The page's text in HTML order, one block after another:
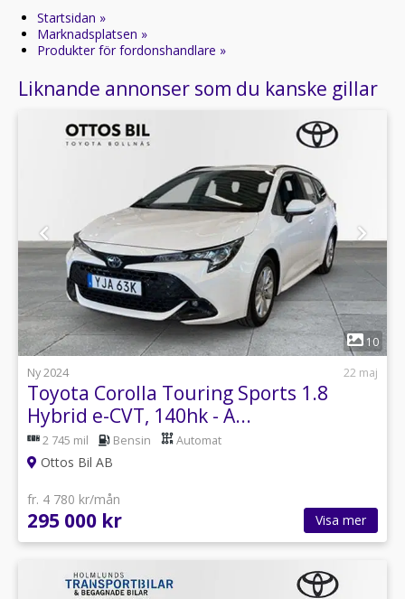
Startsidan »
Marknadsplatsen »
Produkter för fordonshandlare »
Liknande annonser som du kanske gillar
1
10
Ny 2024
22 maj
Toyota Corolla Touring Sports 1.8
Hybrid e-CVT, 140hk - A...
2 745 mil Bensin Automat
Ottos Bil AB
fr. 4 780 kr/mån
295 000 kr Visa mer